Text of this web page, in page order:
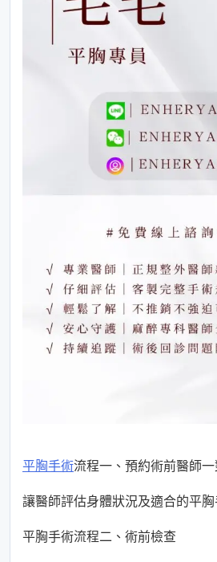
平胸手術流程一、預約術前醫師
讓醫師評估身體狀況及適合的平胸
平胸手術流程二、術前檢查